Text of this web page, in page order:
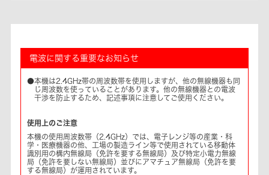
電波に関する重要なお知らせ
●本機は2.4GHz帯の周波数帯を使用しますが、他の無線機器も同
じ周波数を使っていることがあります。他の無線機器との電波
干渉を防止するため、記述事項に注意してご使用ください。
使用上のご注意
本機の使用周波数帯（2.4GHz）では、電子レンジ等の産業・科
学・医療機器の他、工場の製造ライン等で使用されている移動体
識別用の構内無線局（免許を要する無線局）及び特定小電力無線
局（免許を要しない無線局）並びにアマチュア無線局（免許を要
する無線局）が運用されています。